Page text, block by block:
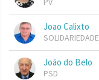
Joao Calixto
SOLIDARIEDADE
João do Belo
PSD